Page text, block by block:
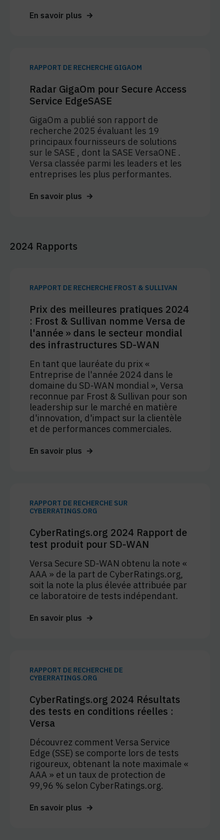
En savoir plus
RAPPORT DE RECHERCHE GIGAOM
Radar GigaOm pour Secure Access
Service EdgeSASE
GigaOm a publié son rapport de
recherche 2025 évaluant les 19
principaux fournisseurs de solutions
sur le SASE , dont la SASE VersaONE .
Versa classée parmi les leaders et les
entreprises les plus performantes.
En savoir plus
2024 Rapports
RAPPORT DE RECHERCHE FROST & SULLIVAN
Prix des meilleures pratiques 2024
: Frost & Sullivan nomme Versa de
l'année » dans le secteur mondial
des infrastructures SD-WAN
En tant que lauréate du prix «
Entreprise de l'année 2024 dans le
domaine du SD-WAN mondial », Versa
reconnue par Frost & Sullivan pour son
leadership sur le marché en matière
d'innovation, d'impact sur la clientèle
et de performances commerciales.
En savoir plus
RAPPORT DE RECHERCHE SUR
CYBERRATINGS.ORG
CyberRatings.org 2024 Rapport de
test produit pour SD-WAN
Versa Secure SD-WAN obtenu la note «
AAA » de la part de CyberRatings.org,
soit la note la plus élevée attribuée par
ce laboratoire de tests indépendant.
En savoir plus
RAPPORT DE RECHERCHE DE
CYBERRATINGS.ORG
CyberRatings.org 2024 Résultats
des tests en conditions réelles :
Versa
Découvrez comment Versa Service
Edge (SSE) se comporte lors de tests
rigoureux, obtenant la note maximale «
AAA » et un taux de protection de
99,96 % selon CyberRatings.org.
En savoir plus